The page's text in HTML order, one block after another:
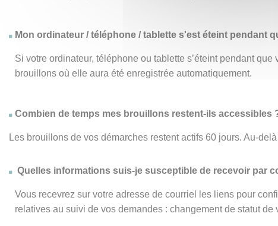
Mon ordinateur / téléphone / tablette s'est éteint pendant
Si votre ordinateur, téléphone ou tablette s’éteint pendant
brouillons où elle aura été enregistrée automatiquement.
Combien de temps mes brouillons restent-ils accessibles
Les brouillons de vos démarches restent actifs 60 jours. Au-
Quelles informations suis-je susceptible de recevoir par
Vous recevrez sur votre adresse de courriel les liens pour
relatives au suivi de vos demandes : changement de statut